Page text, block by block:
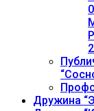
Дружина